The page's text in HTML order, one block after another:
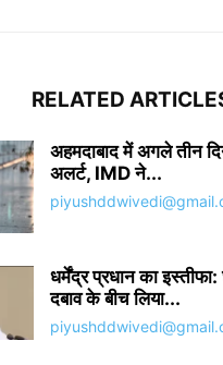
RELATED
अहमदाबाद में अगले तीन
अलर्ट, IMD ने...
धर्मेंद्र प्रधान का
दबाव के बीच लिया...